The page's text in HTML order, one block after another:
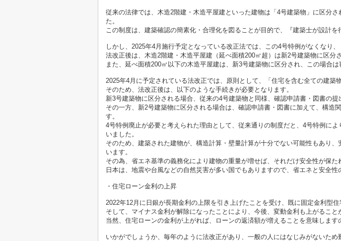
従来の法律では、木造2階建・木造平屋建といった建物は「4号建築物」に区分
た。
この制度は、建築確認の簡素化・合理化を図ることが目的で、『建築士が設計
しかし、2025年4月施行予定となっている改正法では、この4号特例がなくなり
法改正後は、木造2階建・木造平屋建（延べ面積200㎡超）は新2号建築物に区分
また、延べ面積200㎡以下の木造平屋建は、新3号建築物に区分され、この場合
2025年4月に予定されている法改正では、原則として、「住宅を含む全ての建築
そのため、法改正後は、以下のような手続きが必要となります。
新3号建築物に区分される場合、従来の4号建築物と同様、確認申請書・図書の
その一方、新2号建築物に区分される場合は、確認申請書・図書に加えて、構
す。
4号特例廃止が必要と考えられた理由として、従来通りの制度だと、4号特例に
いました。
そのため、建築された建物が、構造計算・壁量計算が十分でない可能性もあり
います。
その為、省エネ基準の義務化により建物の重量が増せば、それだけ安全性が保た
日本は、地震や台風などの自然災害が多い国でもありますので、省エネと安全
・住宅ローン金利の上昇
2022年12月に日銀が長期金利の上限を引き上げたことを受け、既に固定金利型住
そして、マイナス金利が解除になったことにより、今後、変動金利も上がること
当然、住宅ローンの金利が上がれば、ローンの返済額が増えることを意味しま
いかがでしょうか、毎年のように法改正があり、一般の人にはなじみがないた